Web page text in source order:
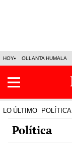
HOY OLLANTA HUMALA
LO ÚLTIMO POLÍTICA
Política